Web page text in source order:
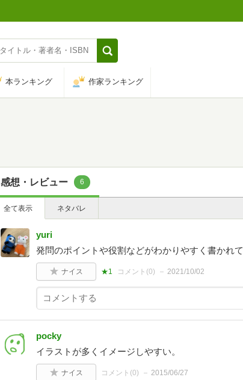
本ランキング 作家ランキング
感想・レビュー 6
全て表示 ネタバレ
yuri
発問のポイントや役割などがわかりやすく書かれ
ナイス ★1 コメント(0) 2021/10/02
pocky
イラストが多くイメージしやすい。
ナイス コメント(0) 2015/06/27